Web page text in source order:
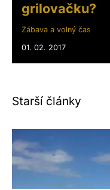
grilovačku?
Zábava a volný čas
01. 02. 2017
Starší články